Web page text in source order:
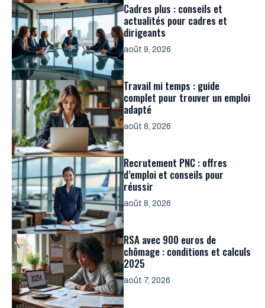
Cadres plus : conseils et
actualités pour cadres et
dirigeants
août 9, 2026
Travail mi temps : guide
complet pour trouver un emploi
adapté
août 8, 2026
Recrutement PNC : offres
d’emploi et conseils pour
réussir
août 8, 2026
RSA avec 900 euros de
chômage : conditions et calculs
2025
août 7, 2026